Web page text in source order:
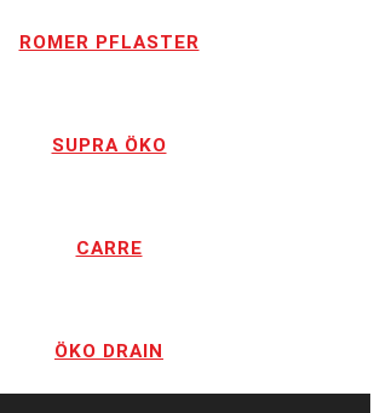
ROMER PFLASTER
SUPRA ÖKO
CARRE
ÖKO DRAIN